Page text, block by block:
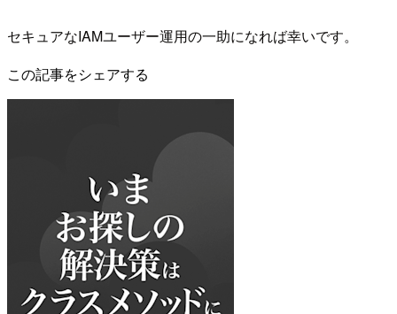
セキュアなIAMユーザー運用の一助になれば幸いです。
この記事をシェアする